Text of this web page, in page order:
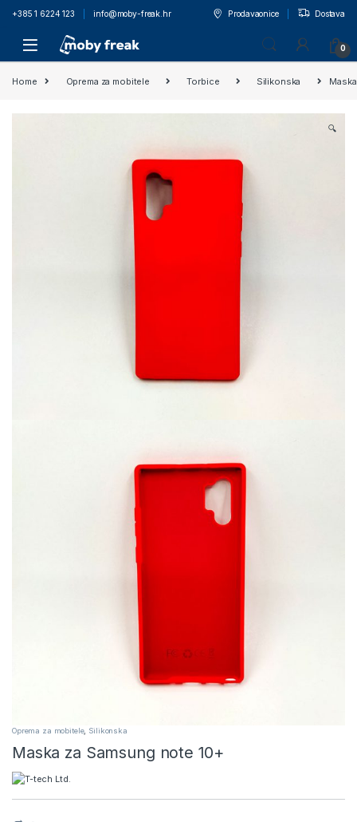
+385 1 6224 123 info@moby-freak.hr Prodavaonice Dostava
0
Home Oprema za mobitele Torbice Silikonska
🔍
Oprema za mobitele, Silikonska
Maska za Samsung note 10+